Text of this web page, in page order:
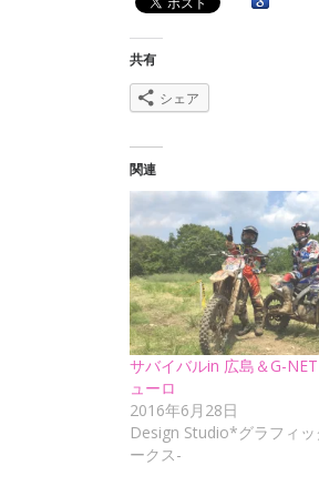
共有
シェア
関連
サバイバルin 広島＆G-
ューロ
2016年6月28日
Design Studio*グラフィッ
ークス-